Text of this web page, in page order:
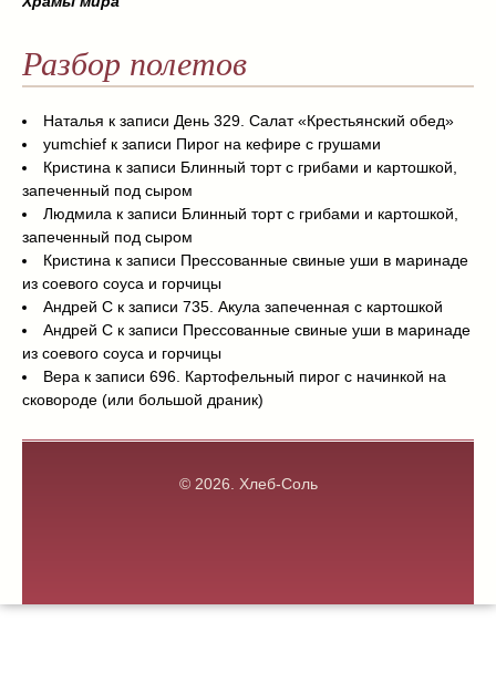
Разбор полетов
Наталья к записи День 329. Салат «Крестьянский обед»
yumchief к записи Пирог на кефире с грушами
Кристина к записи Блинный торт с грибами и картошкой,
запеченный под сыром
Людмила к записи Блинный торт с грибами и картошкой,
запеченный под сыром
Кристина к записи Прессованные свиные уши в маринаде
из соевого соуса и горчицы
Андрей С к записи 735. Акула запеченная с картошкой
Андрей С к записи Прессованные свиные уши в маринаде
из соевого соуса и горчицы
Вера к записи 696. Картофельный пирог с начинкой на
сковороде (или большой драник)
© 2026. Хлеб-Соль